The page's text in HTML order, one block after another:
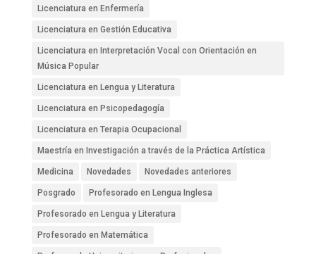
Licenciatura en Enfermería
Licenciatura en Gestión Educativa
Licenciatura en Interpretación Vocal con Orientación en
Música Popular
Licenciatura en Lengua y Literatura
Licenciatura en Psicopedagogía
Licenciatura en Terapia Ocupacional
Maestría en Investigación a través de la Práctica Artística
Medicina Novedades Novedades anteriores
Posgrado Profesorado en Lengua Inglesa
Profesorado en Lengua y Literatura
Profesorado en Matemática